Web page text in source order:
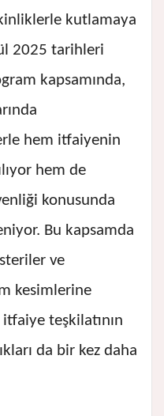
kutlamaya
2025 tarihleri
kapsamında,
hem itfaiyenin
hem de
konusunda
Bu kapsamda
ve
kesimlerine
itfaiye teşkilatının
da bir kez daha